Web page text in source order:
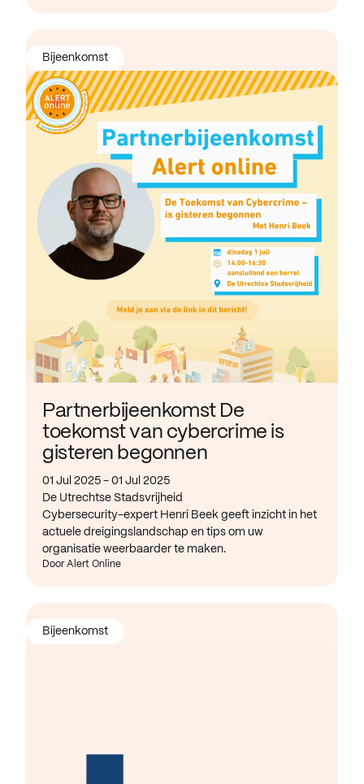
Partnerbijeenkomst De
toekomst van cybercrime is
gisteren begonnen
01 Jul 2025 - 01 Jul 2025
De Utrechtse Stadsvrijheid
Cybersecurity-expert Henri Beek geeft inzicht in het
actuele dreigingslandschap en tips om uw
organisatie weerbaarder te maken.
Door Alert Online
Bijeenkomst
Bijeenkomst